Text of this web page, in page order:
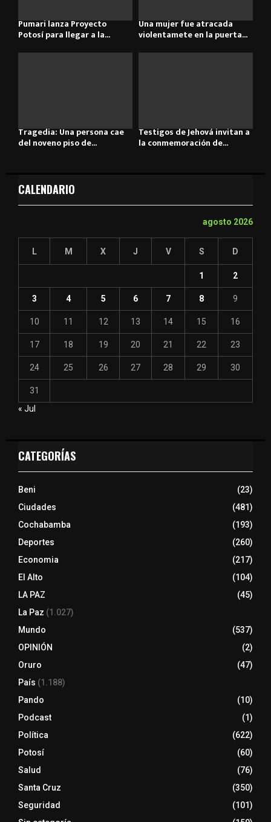
Pumari lanza Proyecto
Potosí para llegar a la...
Una mujer fue atracada
violentamete en la puerta...
Tragedia: Una persona cae
del noveno piso de...
Testigos de Jehová invitan a
la conmemoración de...
CALENDARIO
agosto 2026
L M X J V S D
1 2
3 4 5 6 7 8 9
10 11 12 13 14 15 16
17 18 19 20 21 22 23
24 25 26 27 28 29 30
31
« Jul
CATEGORÍAS
Beni
(23)
Ciudades
(481)
Cochabamba
(193)
Deportes
(260)
Economia
(217)
El Alto
(104)
LA PAZ
(45)
La Paz (1.027)
Mundo
(537)
OPINIÓN
(2)
Oruro
(47)
País (1.188)
Pando
(10)
Podcast
(1)
Política
(622)
Potosí
(60)
Salud
(76)
Santa Cruz
(350)
Seguridad
(101)